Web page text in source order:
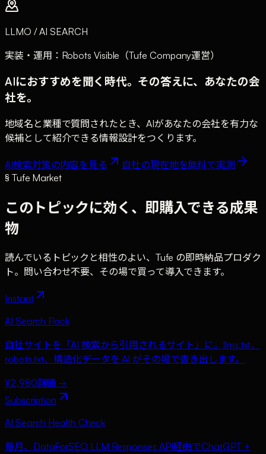
LLMO / AI SEARCH
実装・運用：Robots Visible（Tufe Company運営）
AIにおすすめを聞く時代。その答えに、あなたの会
社を。
地域名と業種で質問されたとき、AIがあなたの会社を有力な
候補として紹介できる情報設計をつくります。
AI検索対策の内容を見る
自社の現在地を無料で実測
§ Tufe Market
このトピックに効く、即購入できる成果
物
読んでいるトピックと相性のよい、Tufe の即時納品プロダク
ト。問い合わせ不要、その場で買って導入できます。
Instant
AI Search Pack
自社サイトを「AI 検索から引用されるサイト」に。llms.txt、
robots.txt、構造化データを AI がその場で書き出します。
¥2,980詳細 →
Subscription
AI Search Health Check
毎月、DataForSEO LLM Responses API経由でChatGPT +